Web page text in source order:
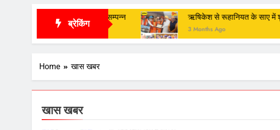
ब्रेकिंग
ऋषिकेश से रूहानियत के साए में शुरू हुई श्री हेमकुंड साहिब
3 Months Ago
Home खास खबर
खास खबर